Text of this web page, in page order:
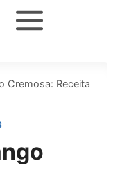
Cremosa: Receita